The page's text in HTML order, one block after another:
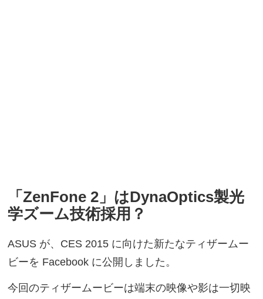
「ZenFone 2」はDynaOptics製光
学ズーム技術採用？
ASUS が、CES 2015 に向けた新たなティザームー
ビーを Facebook に公開しました。
今回のティザームービーは端末の映像や影は一切映